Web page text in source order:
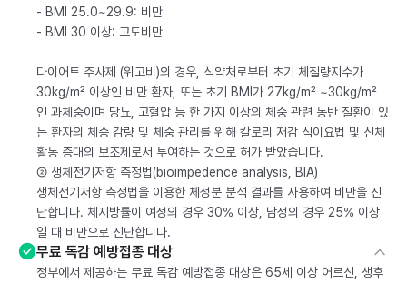
- BMI 25.0~29.9: 비만
- BMI 30 이상: 고도비만
다이어트 주사제 (위고비)의 경우, 식약처로부터 초기 체질량지수가
30kg/m² 이상인 비만 환자, 또는 초기 BMI가 27kg/m² ~30kg/m²
인 과체중이며 당뇨, 고혈압 등 한 가지 이상의 체중 관련 동반 질환이 있
는 환자의 체중 감량 및 체중 관리를 위해 칼로리 저감 식이요법 및 신체
활동 증대의 보조제로서 투여하는 것으로 허가 받았습니다.
② 생체전기저항 측정법(bioimpedence analysis, BIA)
생체전기저항 측정법을 이용한 체성분 분석 결과를 사용하여 비만을 진
단합니다. 체지방률이 여성의 경우 30% 이상, 남성의 경우 25% 이상
일 때 비만으로 진단합니다.
무료 독감 예방접종 대상
정부에서 제공하는 무료 독감 예방접종 대상은 65세 이상 어르신, 생후